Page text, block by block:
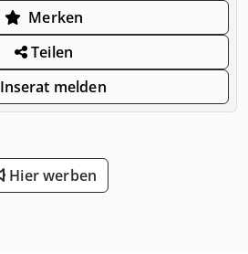
Merken
Teilen
Inserat melden
Hier werben